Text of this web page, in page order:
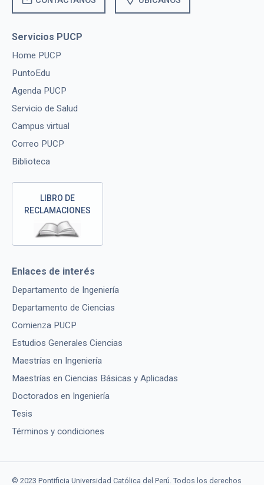
Servicios PUCP
Home PUCP
PuntoEdu
Agenda PUCP
Servicio de Salud
Campus virtual
Correo PUCP
Biblioteca
LIBRO DE
RECLAMACIONES
Enlaces de interés
Departamento de Ingeniería
Departamento de Ciencias
Comienza PUCP
Estudios Generales Ciencias
Maestrías en Ingeniería
Maestrías en Ciencias Básicas y Aplicadas
Doctorados en Ingeniería
Tesis
Términos y condiciones
© 2023 Pontificia Universidad Católica del Perú. Todos los derechos